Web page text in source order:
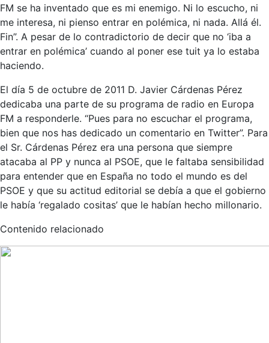
FM se ha inventado que es mi enemigo. Ni lo escucho, ni
me interesa, ni pienso entrar en polémica, ni nada. Allá él.
Fin”. A pesar de lo contradictorio de decir que no ‘iba a
entrar en polémica’ cuando al poner ese tuit ya lo estaba
haciendo.
El día 5 de octubre de 2011 D. Javier Cárdenas Pérez
dedicaba una parte de su programa de radio en Europa
FM a responderle. “Pues para no escuchar el programa,
bien que nos has dedicado un comentario en Twitter”. Para
el Sr. Cárdenas Pérez era una persona que siempre
atacaba al PP y nunca al PSOE, que le faltaba sensibilidad
para entender que en España no todo el mundo es del
PSOE y que su actitud editorial se debía a que el gobierno
le había ‘regalado cositas’ que le habían hecho millonario.
Contenido relacionado